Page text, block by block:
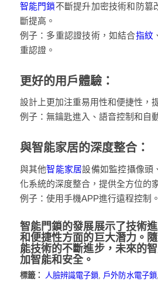
智能門鎖不斷提升加密技術和防篡
斷提高。
例子：多重認證技術，如結合指紋
重認證。
更好的用戶體驗：
設計上更加注重易用性和便捷性，
例子：無鑰匙進入、語音控制和自
與智能家居的深度整合：
與其他智能家居設備如監控攝像頭
化系統的深度整合，提供全方位的
例子：使用手機APP進行遠程控制。
智能門鎖的發展展示了技術
和便捷性方面的巨大潛力。
能技術的不斷進步，未來的
加智能和安全。
標籤： 人臉辨識電子鎖, 戶外防水電子鎖,